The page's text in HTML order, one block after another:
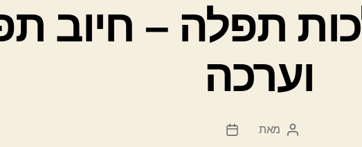
תפלה – חיוב
וערכה
המחבר
מאת
תאריך